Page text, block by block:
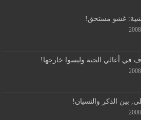
غشو مستحق!
في أعالي الجنة وليسوا خارجها!
بين الذكر والنسيان!